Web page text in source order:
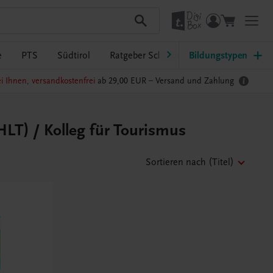
PTS Südtirol Ratgeber Schulpraxis TRAUNER-
Bildungstypen
Ihnen, versandkostenfrei ab 29,00 EUR – Versand und Zahlung
/ Kolleg für Tourismus
Sortieren nach (Titel)